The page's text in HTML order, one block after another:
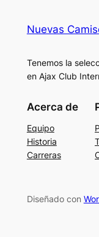
Nuevas
Tenemos la
en Ajax Club
Acerca de
Equipo
Historia
Carreras
Diseñado con